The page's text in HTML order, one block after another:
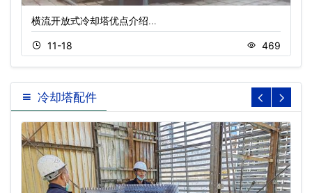
横流开放式冷却塔优点介绍…
11-18 469
冷却塔配件